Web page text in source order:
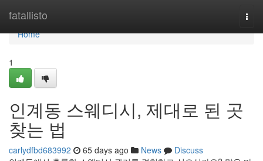
fatallisto
Home
Home
1
인계동 스웨디시, 제대로 된 곳
찾는 법
carlydfbd683992 65 days ago News
Discuss